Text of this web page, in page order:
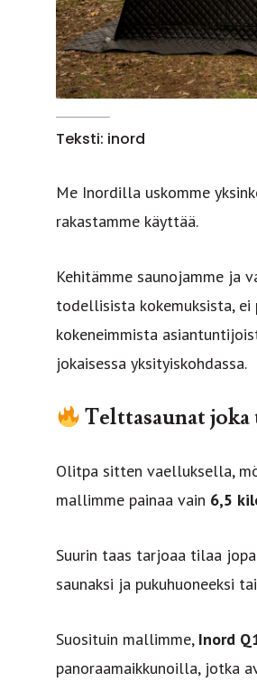
Teksti: inord
Me Inordilla uskomme
rakastamme käyttää.
Kehitämme saunojamme ja
todellisista kokemuksista, ei
kokeneimmista
jokaisessa yksityiskohdassa.
Telttasaunat joka
Olitpa sitten vaelluksella,
mallimme painaa vain 6,5
Suurin taas tarjoaa tilaa jopa
saunaksi ja pukuhuoneeksi
Suosituin mallimme, Inord
panoraamaikkunoilla, jotka